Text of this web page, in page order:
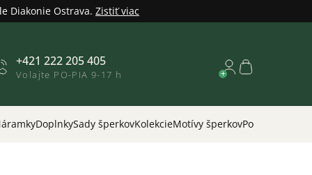
Diakonie Ostrava. Zistiť viac
+421 222 205 405
Volajte PO-PIA 9-17 h
Nákupný
DoplnkySady šperkovKolekcieMotívy šperkovPodľa